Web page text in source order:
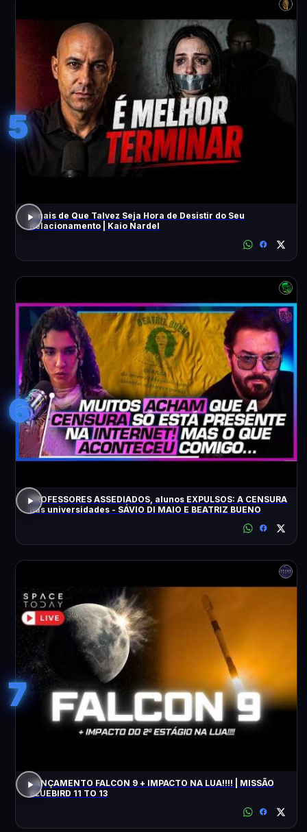
5
Sinais de Que Talvez Seja Hora de Desistir do Seu
Relacionamento | Kaio Nardel
6
PROFESSORES ASSEDIADOS, alunos EXPULSOS: A CENSURA
nas universidades - SÁVIO DI MAIO E BEATRIZ BUENO
7
LANÇAMENTO FALCON 9 + IMPACTO NA LUA!!!! | MISSÃO
BLUEBIRD 11 TO 13